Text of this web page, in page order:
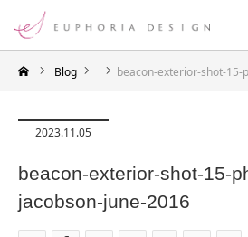
Blog beacon-exterior-shot-15-
2023.11.05
beacon-exterior-shot-15-
jacobson-june-2016